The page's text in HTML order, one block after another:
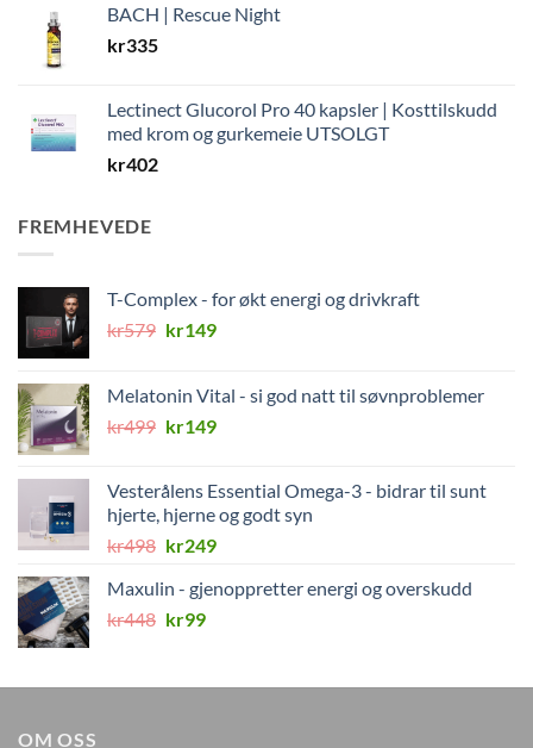
BACH | Rescue Night
kr335
Lectinect Glucorol Pro 40 kapsler | Kosttilskudd
med krom og gurkemeie UTSOLGT
kr402
FREMHEVEDE
T-Complex - for økt energi og drivkraft
kr579 Opprinnelig
kr579.
kr149Nåværende
kr149.
Melatonin Vital - si god natt til søvnproblemer
kr499 Opprinnelig
kr499.
kr149Nåværende
kr149.
Vesterålens Essential Omega-3 - bidrar til sunt
hjerte, hjerne og godt syn
kr498 Opprinnelig
var:
kr498.
kr249Nåværende
er:
Maxulin - gjenoppretter energi og overskudd
kr448 Opprinnelig
kr448.
kr99Nåværende
kr99.
OM OSS